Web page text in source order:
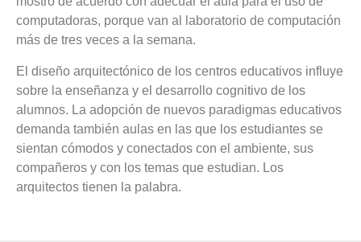
computadoras, porque van al laboratorio de computación
más de tres veces a la semana.
El diseño arquitectónico de los centros educativos influye
sobre la enseñanza y el desarrollo cognitivo de los
alumnos. La adopción de nuevos paradigmas educativos
demanda también aulas en las que los estudiantes se
sientan cómodos y conectados con el ambiente, sus
compañeros y con los temas que estudian. Los
arquitectos tienen la palabra.